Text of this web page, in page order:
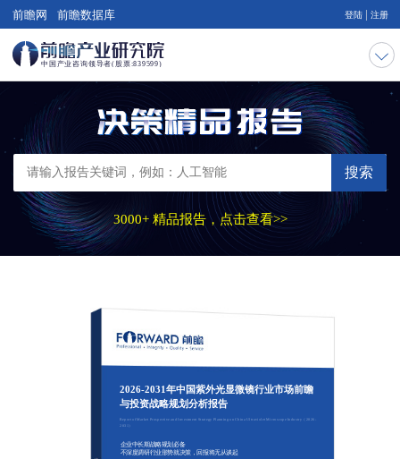
前瞻网 前瞻数据库 登陆 注册
搜索
3000+ 精品报告，点击查看>>
2026-2031年中国紫外光显微镜行业市场前瞻
与投资战略规划分析报告
Report of Market Prospective and Investment Strategy Planning on China Ultraviolet Microscope Industry（2026-
2031）
企业中长期战略规划必备
不深度调研行业形势就决策，回报将无从谈起